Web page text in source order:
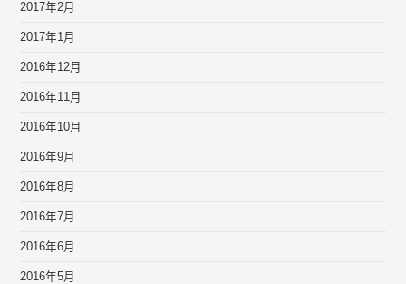
2017年2月
2017年1月
2016年12月
2016年11月
2016年10月
2016年9月
2016年8月
2016年7月
2016年6月
2016年5月